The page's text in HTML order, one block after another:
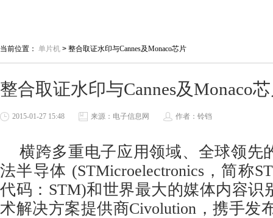
当前位置： 单片机 > 整合取证水印与Cannes及Monaco芯片
整合取证水印与Cannes及Monaco
2015-01-27 15:48 来源：电子信息网 作者：铃铛
横跨多重电子应用领域、全球领先
法半导体 (STMicroelectronics，简称
代码：STM)和世界最大的媒体内容识
术解决方案提供商Civolution，携手发